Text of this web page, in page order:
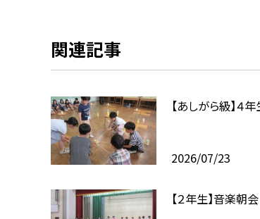
関連記事
【あしがら級】４
2026/07/23
【２年生】音楽朝会